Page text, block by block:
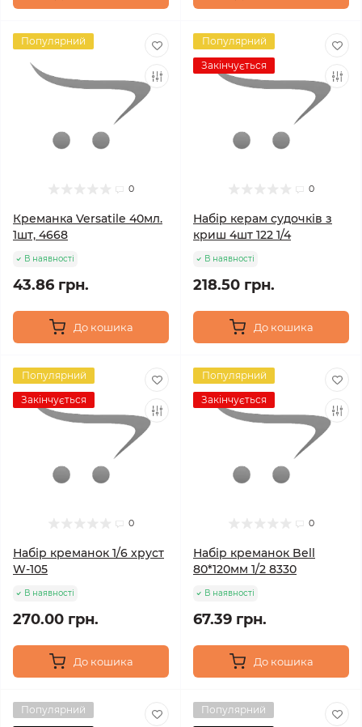
Популярний
0
Креманка Versatile 40мл.
1шт, 4668
В наявності
43.86 грн.
До кошика
Популярний
Закінчується
0
Набір керам судочків з
криш 4шт 122 1/4
В наявності
218.50 грн.
До кошика
Популярний
Закінчується
0
Набір креманок 1/6 хруст
W-105
В наявності
270.00 грн.
До кошика
Популярний
Закінчується
0
Набір креманок Bell
80*120мм 1/2 8330
В наявності
67.39 грн.
До кошика
Популярний
Популярний